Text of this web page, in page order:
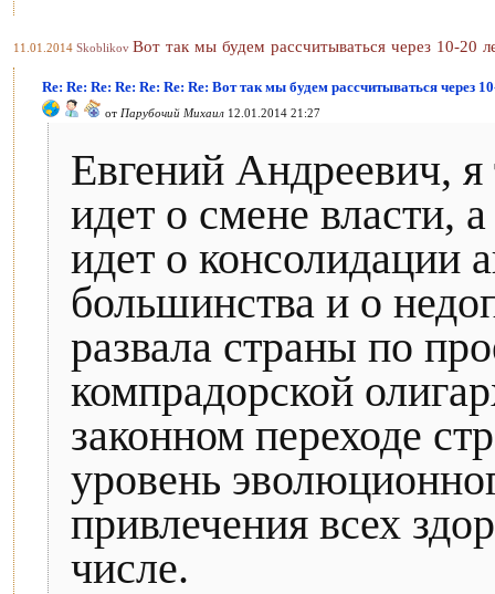
11.01.2014 Skoblikov Вот так мы будем рассчитываться через 10-20
Re: Re: Re: Re: Re: Re: Re: Вот так мы будем рассчитываться через
от Парубочий Михаил 12.01.2014 21:27
Евгений Андреевич,
идет о смене власти,
идет о консолидации
большинства и о
развала страны по
компрадорской
законном переходе
уровень
привлечения всех
числе.